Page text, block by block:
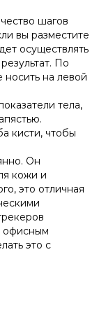
шагов
вы разместите
осуществлять
По
на левой
тела,
кисти, чтобы
Он
кожи и
это отличная
офисным
это с